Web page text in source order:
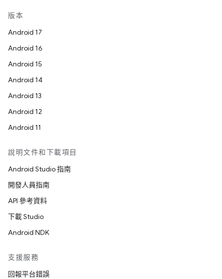
版本
Android 17
Android 16
Android 15
Android 14
Android 13
Android 12
Android 11
說明文件和下載項目
Android Studio 指南
開發人員指南
API 參考資料
下載 Studio
Android NDK
支援服務
回報平台錯誤